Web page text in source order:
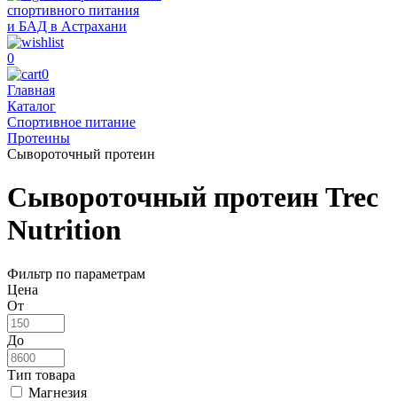
спортивного питания
и БАД в Астрахани
0
0
Главная
Каталог
Спортивное питание
Протеины
Сывороточный протеин
Сывороточный протеин Trec
Nutrition
Фильтр по параметрам
Цена
От
До
Тип товара
Магнезия